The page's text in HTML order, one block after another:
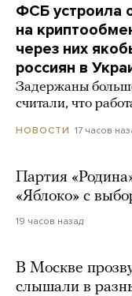
ФСБ устроила
на
через них
россиян в
Задержаны
считали, что
НОВОСТИ 17 часов
Партия
«Яблоко» с
19 часов назад
В Москве
слышали в